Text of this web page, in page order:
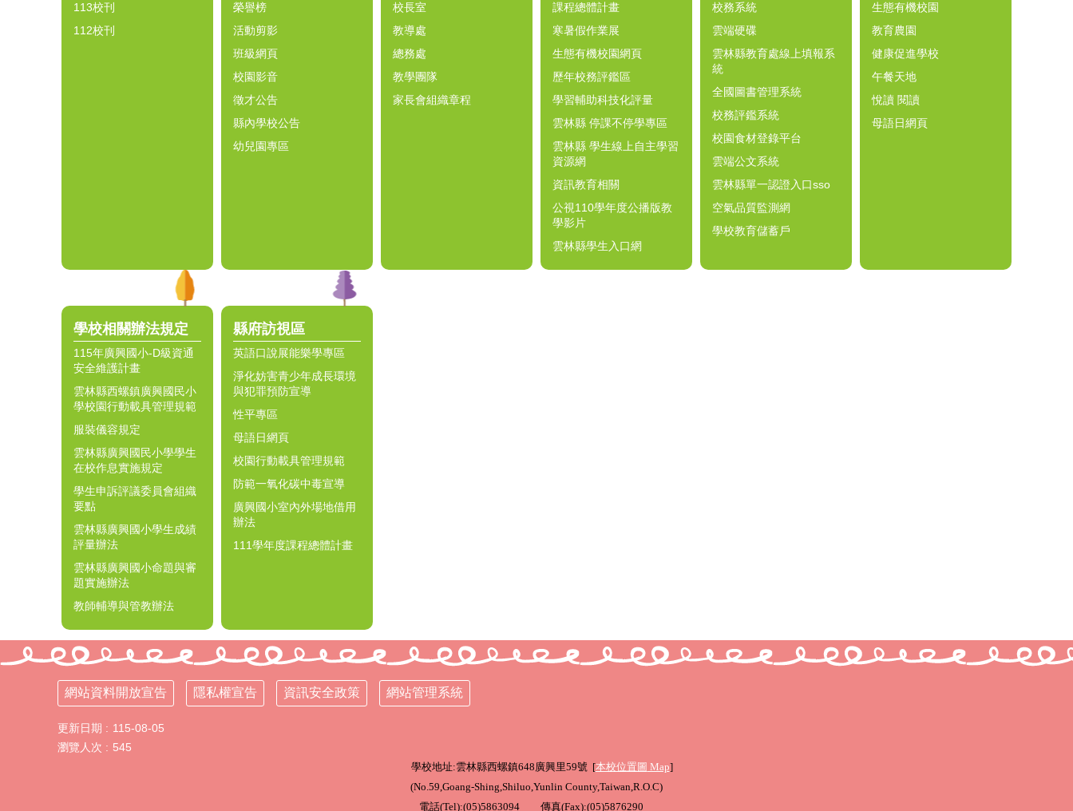
113校刊
112校刊
榮譽榜
活動剪影
班級網頁
校園影音
徵才公告
縣內學校公告
幼兒園專區
校長室
教導處
總務處
教學團隊
家長會組織章程
課程總體計畫
寒暑假作業展
生態有機校園網頁
歷年校務評鑑區
學習輔助科技化評量
雲林縣 停課不停學專區
雲林縣 學生線上自主學習
資源網
資訊教育相關
公視110學年度公播版教
學影片
雲林縣學生入口網
校務系統
雲端硬碟
雲林縣教育處線上填報系
統
全國圖書管理系統
校務評鑑系統
校園食材登錄平台
雲端公文系統
雲林縣單一認證入口sso
空氣品質監測網
學校教育儲蓄戶
生態有機校園
教育農園
健康促進學校
午餐天地
悅讀 閱讀
母語日網頁
學校相關辦法規定
115年廣興國小-D級資通
安全維護計畫
雲林縣西螺鎮廣興國民小
學校園行動載具管理規範
服裝儀容規定
雲林縣廣興國民小學學生
在校作息實施規定
學生申訴評議委員會組織
要點
雲林縣廣興國小學生成績
評量辦法
雲林縣廣興國小命題與審
題實施辦法
教師輔導與管教辦法
縣府訪視區
英語口說展能樂學專區
淨化妨害青少年成長環境
與犯罪預防宣導
性平專區
母語日網頁
校園行動載具管理規範
防範一氧化碳中毒宣導
廣興國小室內外場地借用
辦法
111學年度課程總體計畫
網站資料開放宣告 隱私權宣告 資訊安全政策 網站管理系統
更新日期
115-08-05
瀏覽人次
545
學校地址:雲林縣西螺鎮648廣興里59號 [本校位置圖 Map]
(No.59,Goang-Shing,Shiluo,Yunlin County,Taiwan,R.O.C)
電話(Tel):(05)5863094 傳真(Fax):(05)5876290